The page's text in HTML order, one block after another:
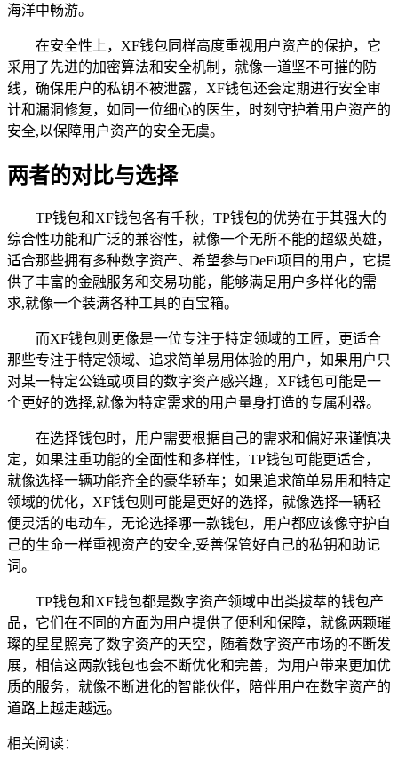
海洋中畅游。
在安全性上，XF钱包同样高度重视用户资产的保护，它
采用了先进的加密算法和安全机制，就像一道坚不可摧的防
线，确保用户的私钥不被泄露，XF钱包还会定期进行安全审
计和漏洞修复，如同一位细心的医生，时刻守护着用户资产的
安全,以保障用户资产的安全无虞。
两者的对比与选择
TP钱包和XF钱包各有千秋，TP钱包的优势在于其强大的
综合性功能和广泛的兼容性，就像一个无所不能的超级英雄，
适合那些拥有多种数字资产、希望参与DeFi项目的用户，它提
供了丰富的金融服务和交易功能，能够满足用户多样化的需
求,就像一个装满各种工具的百宝箱。
而XF钱包则更像是一位专注于特定领域的工匠，更适合
那些专注于特定领域、追求简单易用体验的用户，如果用户只
对某一特定公链或项目的数字资产感兴趣，XF钱包可能是一
个更好的选择,就像为特定需求的用户量身打造的专属利器。
在选择钱包时，用户需要根据自己的需求和偏好来谨慎决
定，如果注重功能的全面性和多样性，TP钱包可能更适合，
就像选择一辆功能齐全的豪华轿车；如果追求简单易用和特定
领域的优化，XF钱包则可能是更好的选择，就像选择一辆轻
便灵活的电动车，无论选择哪一款钱包，用户都应该像守护自
己的生命一样重视资产的安全,妥善保管好自己的私钥和助记
词。
TP钱包和XF钱包都是数字资产领域中出类拔萃的钱包产
品，它们在不同的方面为用户提供了便利和保障，就像两颗璀
璨的星星照亮了数字资产的天空，随着数字资产市场的不断发
展，相信这两款钱包也会不断优化和完善，为用户带来更加优
质的服务，就像不断进化的智能伙伴，陪伴用户在数字资产的
道路上越走越远。
相关阅读：